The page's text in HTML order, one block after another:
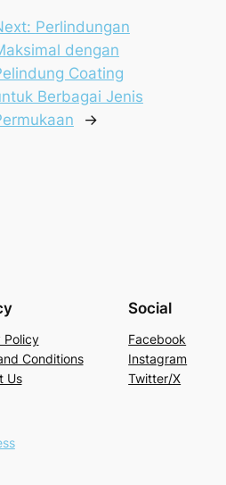
Perlindungan
dengan
Coating
Berbagai Jenis
→
Policy
Conditions
Us
Social
Facebook
Instagram
Twitter/X